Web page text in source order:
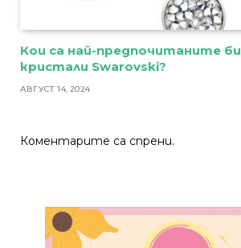
Кои са най-предпочитаните
кристали Swarovski?
АВГУСТ 14, 2024
Коментарите са спрени.